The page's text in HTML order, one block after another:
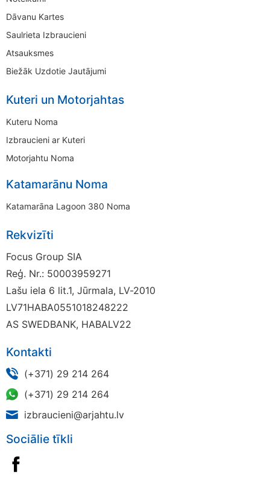
Dāvanu Kartes
Saulrieta Izbraucieni
Atsauksmes
Biežāk Uzdotie Jautājumi
Kuteri un Motorjahtas
Kuteru Noma
Izbraucieni ar Kuteri
Motorjahtu Noma
Katamarānu Noma
Katamarāna Lagoon 380 Noma
Rekvizīti
Focus Group SIA
Reģ. Nr.: 50003959271
Lašu iela 6 lit.1, Jūrmala, LV-2010
LV71HABA0551018248222
AS SWEDBANK, HABALV22
Kontakti
(+371) 29 214 264
(+371) 29 214 264
izbraucieni@arjahtu.lv
Sociālie tīkli